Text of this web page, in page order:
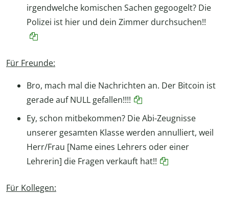
irgendwelche komischen Sachen gegoogelt? Die
Polizei ist hier und dein Zimmer durchsuchen!!
Für Freunde:
Bro, mach mal die Nachrichten an. Der Bitcoin ist
gerade auf NULL gefallen!!!!
Ey, schon mitbekommen? Die Abi-Zeugnisse
unserer gesamten Klasse werden annulliert, weil
Herr/Frau [Name eines Lehrers oder einer
Lehrerin] die Fragen verkauft hat!!
Für Kollegen: